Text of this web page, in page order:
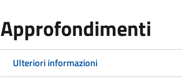
Approfondimenti
Ulteriori informazioni